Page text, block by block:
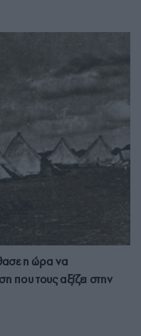
η ώρα να
που τους αξίζει στην